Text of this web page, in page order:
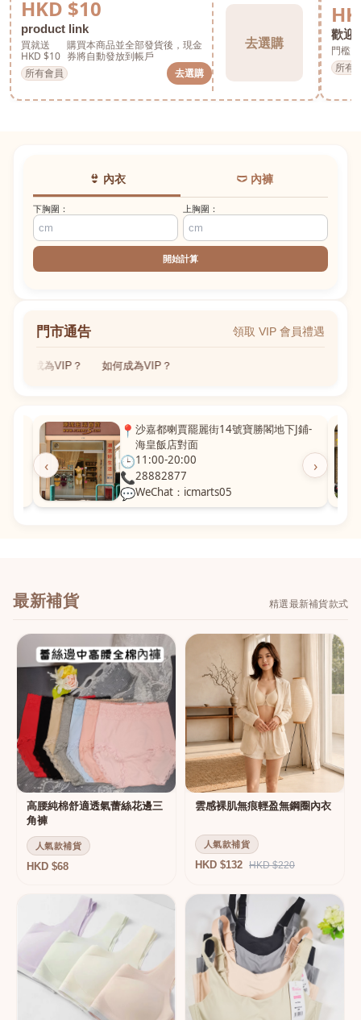
HKD $10
product link
買就送
HKD $10
購買本商品並全部發貨後，現金
券將自動發放到帳戶
所有會員
去選購
去選購
歡迎
門檻
所有
👙 內衣 🩲 內褲
下胸圍： 上胸圍：
開始計算
門市通告 領取 VIP 會員禮遇
如何成為VIP？ 如何成為VIP？
‹ ›
📍沙嘉都喇賈罷麗街14號寶勝閣地下J鋪-
海皇飯店對面
🕒11:00-20:00
📞28882877
💬WeChat：icmarts05
最新補貨 精選最新補貨款式
高腰純棉舒適透氣蕾絲花邊三
角褲
人氣款補貨
HKD $68
雲感裸肌無痕輕盈無鋼圈內衣
人氣款補貨
HKD $132 HKD $220